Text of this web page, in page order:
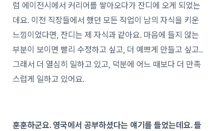
럼 에이전시에서 커리어를 쌓아오다가 잔디에 오게 되었는
데요. 이전 직장들에서 했던 모든 작업이 남의 자식을 키운
느낌이었다면, 잔디는 제 자식과 같아요. 마음에 들지 않는
부분이 보이면 빨리 수정하고 싶고, 더 예쁘게 만들고 싶고..
그래서 더 열심히 일하고 있고, 덕분에 어느 때보다 더 만족
스럽게 일하고 있어요.
훈훈하군요. 영국에서 공부하셨다는 얘기를 들었는데요. 들